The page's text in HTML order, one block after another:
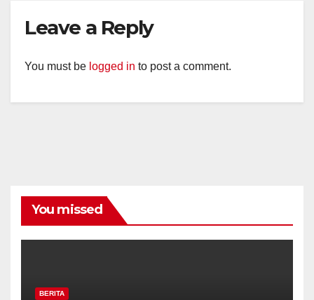
Leave a Reply
You must be logged in to post a comment.
You missed
BERITA